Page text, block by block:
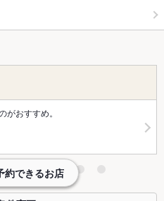
おすすめ。
約できるお店